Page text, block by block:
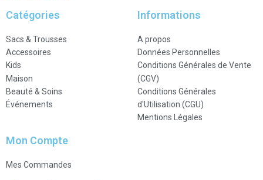
Catégories
Sacs & Trousses
Accessoires
Kids
Maison
Beauté & Soins
Événements
Informations
A propos
Données Personnelles
Conditions Générales de Vente
(CGV)
Conditions Générales
d'Utilisation (CGU)
Mentions Légales
Mon Compte
Mes Commandes